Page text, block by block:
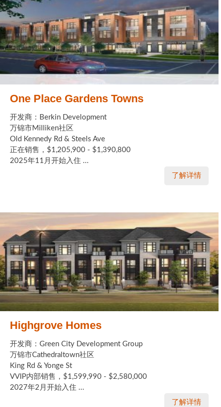
One Place Gardens Towns
开发商：Berkin Development
万锦市Milliken社区
Old Kennedy Rd & Steels Ave
正在销售，$1,205,900 - $1,390,800
2025年11月开始入住 ...
了解详情
Highgrove Homes
开发商：Green City Development Group
万锦市Cathedraltown社区
King Rd & Yonge St
VVIP内部销售，$1,599,990 - $2,580,000
2027年2月开始入住 ...
了解详情